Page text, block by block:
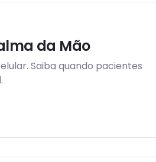
da Mão
Saiba quando pacientes